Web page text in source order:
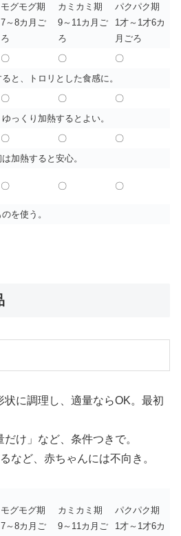
モグモグ期
7～8カ月ご
ろ
カミカミ期
9～11カ月ご
ろ
パクパク期
1才～1才6カ
月ごろ
〇 〇
〇
と、トロリとした食感に。
〇 〇
〇
っくり加熱するとよい。
〇 〇
〇
加熱すると安心。
〇 〇 〇
を使う。
状に調理し、適量ならOK。最初
け」など、条件つきで。
など、赤ちゃんには不向き。
モグモグ期
7～8カ月ご
カミカミ期
9～11カ月ご
パクパク期
1才～1才6カ